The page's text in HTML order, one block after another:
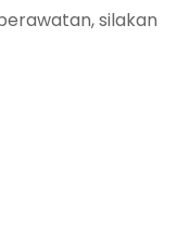
silakan